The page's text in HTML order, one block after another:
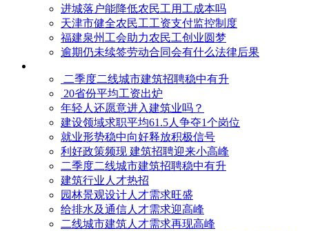
进城落户能降低农民工用工成本吗
天津市健全农民工工资支付监控制度
福建泉州工会助力农民工创业圆梦
逾期仍未续签劳动合同会有什么法律后果
二季度二线城市建筑招聘稳中有升
20省份平均工资出炉
年轻人还愿意进入建筑业吗？
建设领域求职平均61.5人争夺1个岗位
就业形势稳中向好释放积极信号
利好政策频现 建筑招聘迎来小高峰
二季度二线城市建筑招聘稳中有升
建筑行业人才热招
园林景观设计人才需求旺盛
给排水及通信人才需求迎高峰
二线城市建筑人才需求再现高峰